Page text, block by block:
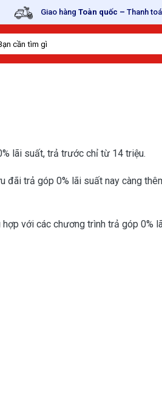
Giao hàng Toàn quốc – Thanh
lãi suất, trả trước chỉ từ 14 triệu.
trả góp 0% lãi suất nay càng
với các chương trình trả góp 0%